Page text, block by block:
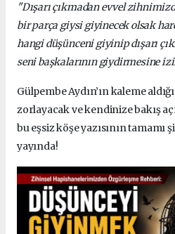
"Dışarı çıkmadan evvel
bir parça giysi giyinecek olsak
hangi düşünceni giyinip dışarı
seni başkalarının giydirmesine
Gülpembe Aydın’ın kaleme
zorlayacak ve kendinize bakış
bu eşsiz köşe yazısının tamamı
yayında!